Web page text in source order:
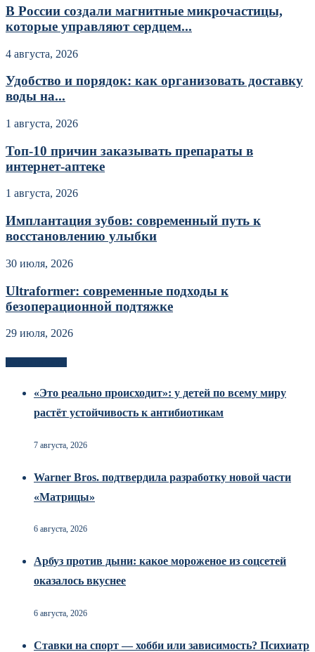
В России создали магнитные микрочастицы,
которые управляют сердцем...
4 августа, 2026
Удобство и порядок: как организовать доставку
воды на...
1 августа, 2026
Топ-10 причин заказывать препараты в
интернет-аптеке
1 августа, 2026
Имплантация зубов: современный путь к
восстановлению улыбки
30 июля, 2026
Ultraformer: современные подходы к
безоперационной подтяжке
29 июля, 2026
«Это реально происходит»: у детей по всему миру
растёт устойчивость к антибиотикам
7 августа, 2026
Warner Bros. подтвердила разработку новой части
«Матрицы»
6 августа, 2026
Арбуз против дыни: какое мороженое из соцсетей
оказалось вкуснее
6 августа, 2026
Ставки на спорт — хобби или зависимость? Психиатр